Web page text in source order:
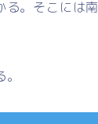
。そこには